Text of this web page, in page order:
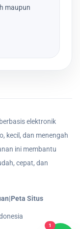
maupun
elektronik
kecil, dan menengah
ini membantu
cepat, dan
|Peta Situs
1